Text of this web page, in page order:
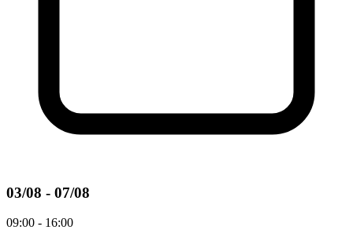
03/08 - 07/08
09:00 - 16:00